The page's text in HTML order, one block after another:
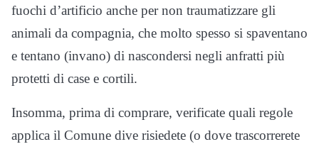
fuochi d’artificio anche per non traumatizzare gli
animali da compagnia, che molto spesso si spaventano
e tentano (invano) di nascondersi negli anfratti più
protetti di case e cortili.
Insomma, prima di comprare, verificate quali regole
applica il Comune dive risiedete (o dove trascorrerete